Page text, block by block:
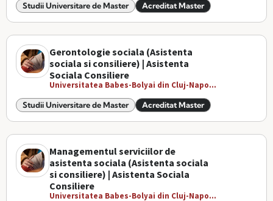
Studii Universitare de Master Acreditat Master
Gerontologie sociala (Asistenta
sociala si consiliere) | Asistenta
Sociala Consiliere
Universitatea Babes-Bolyai din Cluj-Napo...
Studii Universitare de Master Acreditat Master
Managementul serviciilor de
asistenta sociala (Asistenta sociala
si consiliere) | Asistenta Sociala
Consiliere
Universitatea Babes-Bolyai din Cluj-Napo...